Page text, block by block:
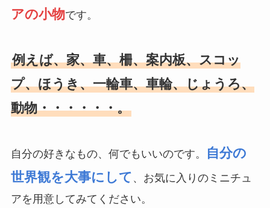
アの小物です。
例えば、家、車、柵、案内板、スコッ
プ、ほうき、一輪車、車輪、じょうろ、
動物・・・・・・。
自分の好きなもの、何でもいいのです。
自分の
世界観を大事にして 、お気に入りのミニチュ
アを用意してみてください。